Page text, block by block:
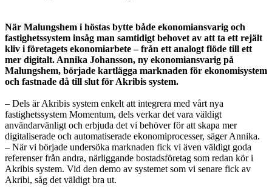
När Malungshem i höstas bytte både ekonomiansvarig och
fastighetssystem insåg man samtidigt behovet av att ta ett rejält
kliv i företagets ekonomiarbete – från ett analogt flöde till ett
mer digitalt. Annika Johansson, ny ekonomiansvarig på
Malungshem, började kartlägga marknaden för ekonomisystem
och fastnade då till slut för Akribis system.
– Dels är Akribis system enkelt att integrera med vårt nya
fastighetssystem Momentum, dels verkar det vara väldigt
användarvänligt och erbjuda det vi behöver för att skapa mer
digitaliserade och automatiserade ekonomiprocesser, säger Annika.
– När vi började undersöka marknaden fick vi även väldigt goda
referenser från andra, närliggande bostadsföretag som redan kör i
Akribis system. Vid den demo av systemet som vi senare fick av
Akribi, såg det väldigt bra ut.